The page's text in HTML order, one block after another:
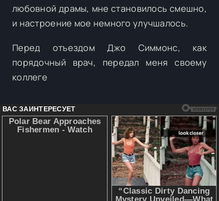
любовной драмы, мне становилось смешно,
и настроение мое немного улучшалось.
Перед отъездом Джо Симмонс, как
порядочный врач, передал меня своему
коллеге